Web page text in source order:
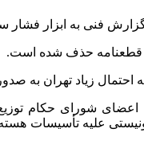
فنی به ابزار فشار
قطعنامه حذف شده است.
زیاد تهران به
شورای حکام
علیه تأسیسات